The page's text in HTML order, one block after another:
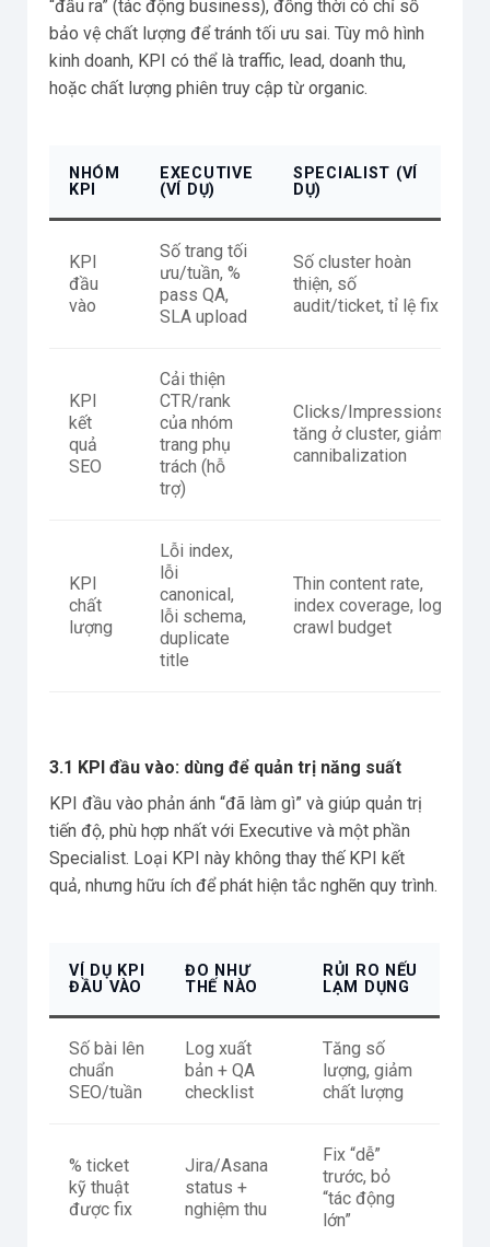
“đầu ra” (tác động business), đồng thời có chỉ số
bảo vệ chất lượng để tránh tối ưu sai. Tùy mô hình
kinh doanh, KPI có thể là traffic, lead, doanh thu,
hoặc chất lượng phiên truy cập từ organic.
NHÓM
KPI
EXECUTIVE
(VÍ DỤ)
SPECIALIST (VÍ
DỤ)
KPI
đầu
vào
Số trang tối
ưu/tuần, %
pass QA,
SLA upload
Số cluster hoàn
thiện, số
audit/ticket, tỉ lệ fix
KPI
kết
quả
SEO
Cải thiện
CTR/rank
của nhóm
trang phụ
trách (hỗ
trợ)
Clicks/Impressions
tăng ở cluster, giảm
cannibalization
KPI
chất
lượng
Lỗi index,
lỗi
canonical,
lỗi schema,
duplicate
title
Thin content rate,
index coverage, log
crawl budget
3.1 KPI đầu vào: dùng để quản trị năng suất
KPI đầu vào phản ánh “đã làm gì” và giúp quản trị
tiến độ, phù hợp nhất với Executive và một phần
Specialist. Loại KPI này không thay thế KPI kết
quả, nhưng hữu ích để phát hiện tắc nghẽn quy trình.
VÍ DỤ KPI
ĐẦU VÀO
ĐO NHƯ
THẾ NÀO
RỦI RO NẾU
LẠM DỤNG
Số bài lên
chuẩn
SEO/tuần
Log xuất
bản + QA
checklist
Tăng số
lượng, giảm
chất lượng
% ticket
kỹ thuật
được fix
Jira/Asana
status +
nghiệm thu
Fix “dễ”
trước, bỏ
“tác động
lớn”